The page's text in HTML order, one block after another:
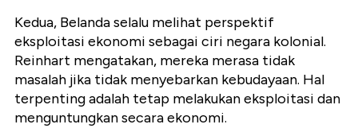
Kedua, Belanda selalu melihat perspektif
eksploitasi ekonomi sebagai ciri negara kolonial.
Reinhart mengatakan, mereka merasa tidak
masalah jika tidak menyebarkan kebudayaan. Hal
terpenting adalah tetap melakukan eksploitasi dan
menguntungkan secara ekonomi.